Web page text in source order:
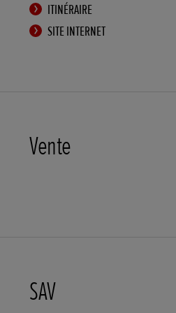
ITINÉRAIRE
SITE INTERNET
Vente
SAV